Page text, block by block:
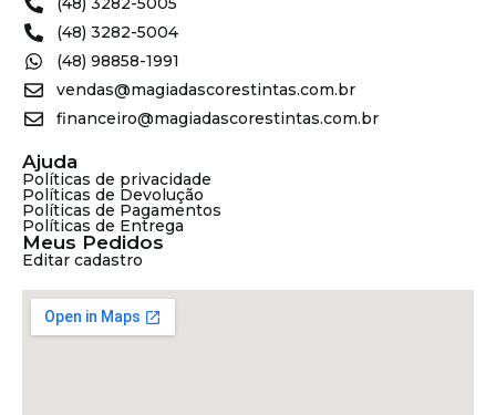
(48) 3282-5004
(48) 98858-1991
vendas@magiadascorestintas.com.br
financeiro@magiadascorestintas.com.br
Ajuda
Políticas de privacidade
Políticas de Devolução
Políticas de Pagamentos
Políticas de Entrega
Meus Pedidos
Editar cadastro